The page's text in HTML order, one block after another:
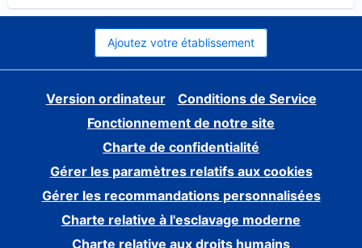
Ajoutez votre établissement
Version ordinateur
Conditions de Service
Fonctionnement de notre site
Charte de confidentialité
Gérer les paramètres relatifs aux cookies
Gérer les recommandations personnalisées
Charte relative à l'esclavage moderne
Charte relative aux droits humains